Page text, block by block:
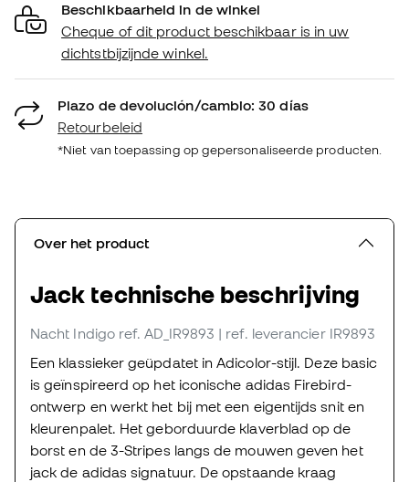
Beschikbaarheid in de winkel
Cheque of dit product beschikbaar is in uw
dichtstbijzijnde winkel.
Plazo de devolución/cambio: 30 días
Retourbeleid
*Niet van toepassing op gepersonaliseerde producten.
Over het product
Jack technische beschrijving
Nacht Indigo ref. AD_IR9893 | ref. leverancier IR9893
Een klassieker geüpdatet in Adicolor-stijl. Deze basic
is geïnspireerd op het iconische adidas Firebird-
ontwerp en werkt het bij met een eigentijds snit en
kleurenpalet. Het geborduurde klaverblad op de
borst en de 3-Stripes langs de mouwen geven het
jack de adidas signatuur. De opstaande kraag